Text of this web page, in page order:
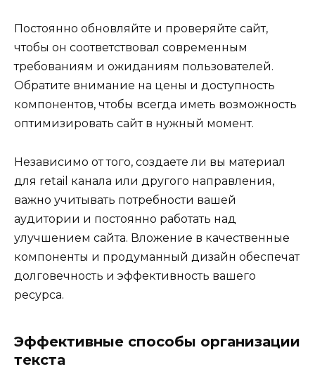
Постоянно обновляйте и проверяйте сайт,
чтобы он соответствовал современным
требованиям и ожиданиям пользователей.
Обратите внимание на цены и доступность
компонентов, чтобы всегда иметь возможность
оптимизировать сайт в нужный момент.
Независимо от того, создаете ли вы материал
для retail канала или другого направления,
важно учитывать потребности вашей
аудитории и постоянно работать над
улучшением сайта. Вложение в качественные
компоненты и продуманный дизайн обеспечат
долговечность и эффективность вашего
ресурса.
Эффективные способы организации
текста